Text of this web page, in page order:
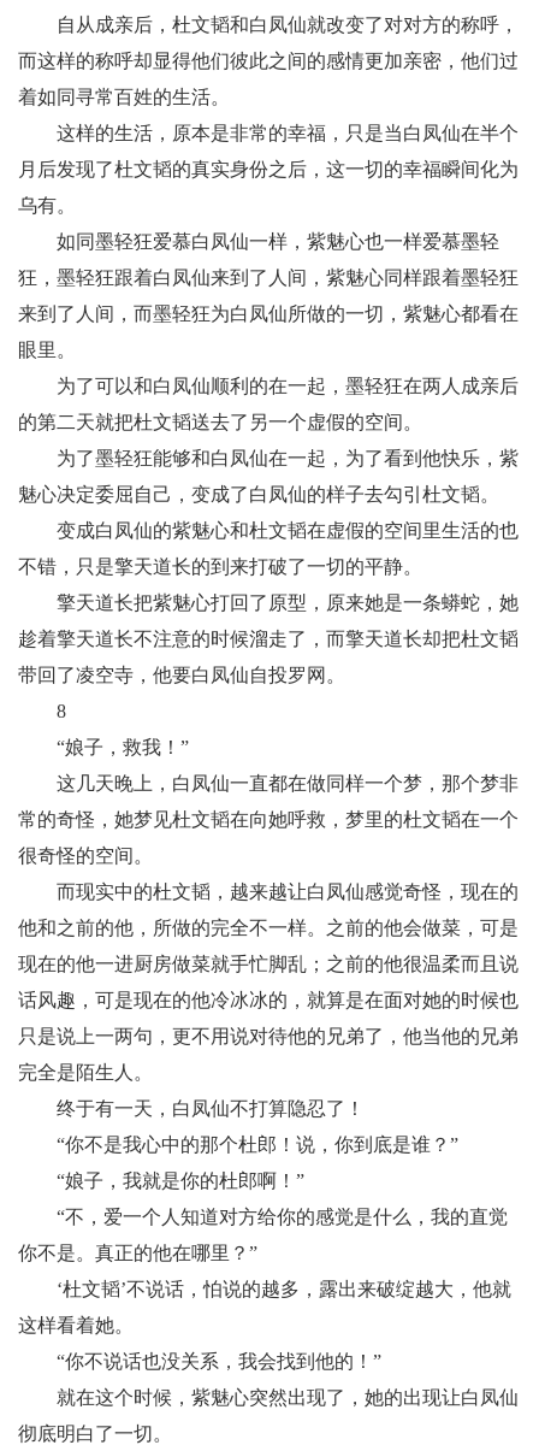
自从成亲后，杜文韬和白凤仙就改变了对对方的称呼，
而这样的称呼却显得他们彼此之间的感情更加亲密，他们过
着如同寻常百姓的生活。
这样的生活，原本是非常的幸福，只是当白凤仙在半个
月后发现了杜文韬的真实身份之后，这一切的幸福瞬间化为
乌有。
如同墨轻狂爱慕白凤仙一样，紫魅心也一样爱慕墨轻
狂，墨轻狂跟着白凤仙来到了人间，紫魅心同样跟着墨轻狂
来到了人间，而墨轻狂为白凤仙所做的一切，紫魅心都看在
眼里。
为了可以和白凤仙顺利的在一起，墨轻狂在两人成亲后
的第二天就把杜文韬送去了另一个虚假的空间。
为了墨轻狂能够和白凤仙在一起，为了看到他快乐，紫
魅心决定委屈自己，变成了白凤仙的样子去勾引杜文韬。
变成白凤仙的紫魅心和杜文韬在虚假的空间里生活的也
不错，只是擎天道长的到来打破了一切的平静。
擎天道长把紫魅心打回了原型，原来她是一条蟒蛇，她
趁着擎天道长不注意的时候溜走了，而擎天道长却把杜文韬
带回了凌空寺，他要白凤仙自投罗网。
8
“娘子，救我！”
这几天晚上，白凤仙一直都在做同样一个梦，那个梦非
常的奇怪，她梦见杜文韬在向她呼救，梦里的杜文韬在一个
很奇怪的空间。
而现实中的杜文韬，越来越让白凤仙感觉奇怪，现在的
他和之前的他，所做的完全不一样。之前的他会做菜，可是
现在的他一进厨房做菜就手忙脚乱；之前的他很温柔而且说
话风趣，可是现在的他冷冰冰的，就算是在面对她的时候也
只是说上一两句，更不用说对待他的兄弟了，他当他的兄弟
完全是陌生人。
终于有一天，白凤仙不打算隐忍了！
“你不是我心中的那个杜郎！说，你到底是谁？”
“娘子，我就是你的杜郎啊！”
“不，爱一个人知道对方给你的感觉是什么，我的直觉
你不是。真正的他在哪里？”
‘杜文韬’不说话，怕说的越多，露出来破绽越大，他就
这样看着她。
“你不说话也没关系，我会找到他的！”
就在这个时候，紫魅心突然出现了，她的出现让白凤仙
彻底明白了一切。